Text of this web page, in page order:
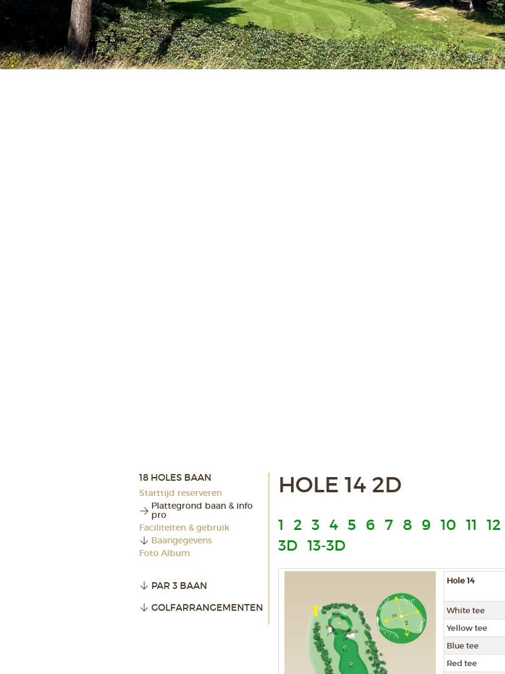
18 HOLES BAAN
Starttijd reserveren
Plattegrond baan & info
pro
Faciliteiten & gebruik
Baangegevens
Foto Album
PAR 3 BAAN
GOLFARRANGEMENTEN
HOLE 14 2D
1 2 3 4 5 6 7 8 9 10 11 12
3D 13-3D
Hole 14
White tee
Yellow tee
Blue tee
Red tee